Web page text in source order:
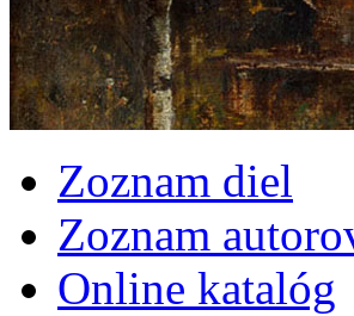
Zoznam diel
Zoznam
Online katalóg